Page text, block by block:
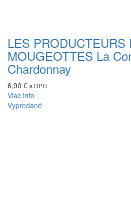
LES PRODUCTEURS
MOUGEOTTES La
Chardonnay
6,90 € s DPH
Viac info
Vypredané